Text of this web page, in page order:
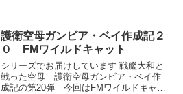
す。
護衛空母ガンビア・ベイ作成記２
０ FMワイルドキャット
シリーズでお届けしています 戦艦大和と
戦った空母 護衛空母ガンビア・ベイ作
成記の第20弾 今回はFMワイルドキャッ